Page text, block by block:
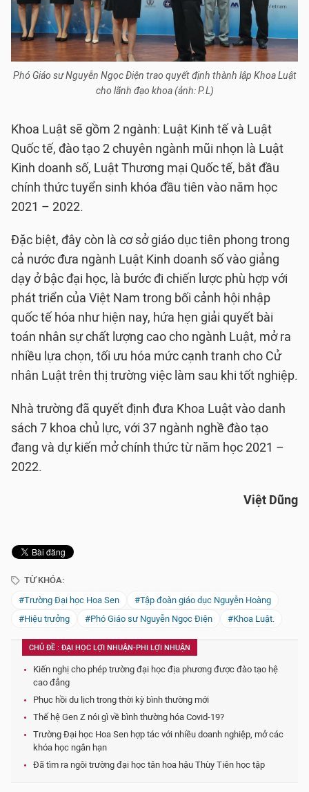
Phó Giáo sư Nguyễn Ngọc Điện trao quyết định thành lập Khoa Luật
cho lãnh đạo khoa (ảnh: P.L)
Khoa Luật sẽ gồm 2 ngành: Luật Kinh tế và Luật
Quốc tế, đào tạo 2 chuyên ngành mũi nhọn là Luật
Kinh doanh số, Luật Thương mại Quốc tế, bắt đầu
chính thức tuyển sinh khóa đầu tiên vào năm học
2021 – 2022.
Đặc biệt, đây còn là cơ sở giáo dục tiên phong trong
cả nước đưa ngành Luật Kinh doanh số vào giảng
dạy ở bậc đại học, là bước đi chiến lược phù hợp với
phát triển của Việt Nam trong bối cảnh hội nhập
quốc tế hóa như hiện nay, hứa hẹn giải quyết bài
toán nhân sự chất lượng cao cho ngành Luật, mở ra
nhiều lựa chọn, tối ưu hóa mức cạnh tranh cho Cử
nhân Luật trên thị trường việc làm sau khi tốt nghiệp.
Nhà trường đã quyết định đưa Khoa Luật vào danh
sách 7 khoa chủ lực, với 37 ngành nghề đào tạo
đang và dự kiến mở chính thức từ năm học 2021 –
2022.
Việt Dũng
TỪ KHÓA:
#Trường Đại học Hoa Sen
#Tập đoàn giáo dục Nguyễn Hoàng
#Hiệu trưởng
#Phó Giáo sư Nguyễn Ngọc Điện #Khoa Luật.
CHỦ ĐỀ : ĐẠI HỌC LỢI NHUẬN-PHI LỢI NHUẬN
Kiến nghị cho phép trường đại học địa phương được đào tạo hệ
cao đẳng
Phục hồi du lịch trong thời kỳ bình thường mới
Thế hệ Gen Z nói gì về bình thường hóa Covid-19?
Trường Đại học Hoa Sen hợp tác với nhiều doanh nghiệp, mở các
khóa học ngắn hạn
Đã tìm ra ngôi trường đại học tân hoa hậu Thùy Tiên học tập